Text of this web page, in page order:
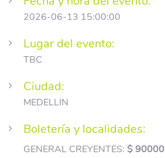
2026-06-13 15:00:00
Lugar del evento:
TBC
Ciudad:
MEDELLIN
Boletería y localidades:
GENERAL CREYENTES: $ 90000